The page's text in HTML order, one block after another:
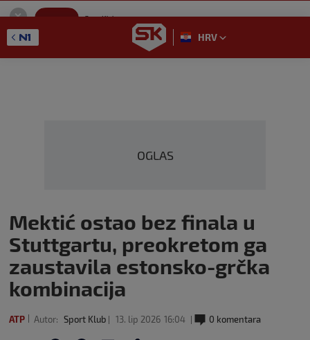
SportKlub
GET - On the Google Play
HRV
OGLAS
Mektić ostao bez finala u
Stuttgartu, preokretom ga
zaustavila estonsko-grčka
kombinacija
ATP Autor: Sport Klub 13. lip 2026 16:04 0 komentara